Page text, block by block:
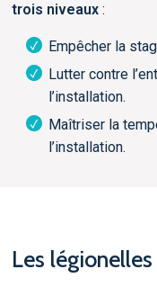
trois niveaux:
Empêcher la
Lutter contre
l’installation.
Maîtriser la
l’installation.
Les légionelles